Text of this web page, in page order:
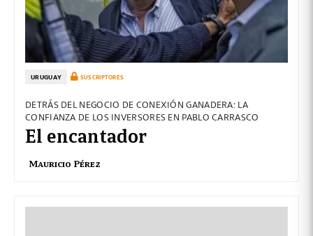
URUGUAY SUSCRIPTORES
DETRÁS DEL NEGOCIO DE CONEXIÓN GANADERA: LA
CONFIANZA DE LOS INVERSORES EN PABLO CARRASCO
El encantador
Mauricio Pérez